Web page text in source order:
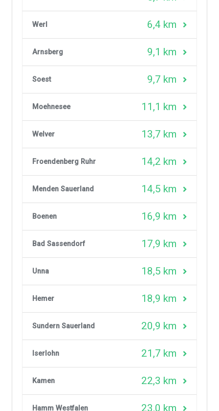
Werl 6,4 km
Arnsberg 9,1 km
Soest 9,7 km
Moehnesee 11,1 km
Welver 13,7 km
Froendenberg Ruhr 14,2 km
Menden Sauerland 14,5 km
Boenen 16,9 km
Bad Sassendorf 17,9 km
Unna 18,5 km
Hemer 18,9 km
Sundern Sauerland 20,9 km
Iserlohn 21,7 km
Kamen 22,3 km
Hamm Westfalen 23,0 km